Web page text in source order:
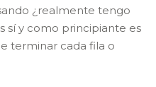
¿realmente tengo
sí y como principiante es
terminar cada fila o